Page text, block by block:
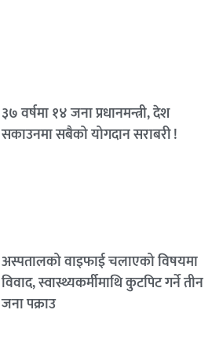
३७ वर्षमा १४ जना प्रधानमन्त्री, देश
सकाउनमा सबैको योगदान सराबरी !
अस्पतालको वाइफाई चलाएको विषयमा
विवाद, स्वास्थ्यकर्मीमाथि कुटपिट गर्ने तीन
जना पक्राउ